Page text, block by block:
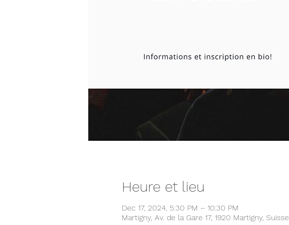
Heure et lieu
Dec 17, 2024, 5:30 PM – 10:30 PM
Martigny, Av. de la Gare 17, 1920 Martigny, Suisse